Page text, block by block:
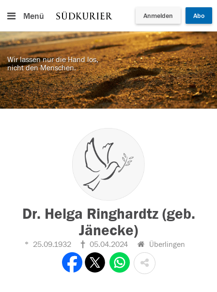
Menü Anmelden Abo
Wir lassen nur die Hand los,
nicht den Menschen.
Dr. Helga Ringhardtz (geb.
Jänecke)
25.09.1932 05.04.2024 Überlingen